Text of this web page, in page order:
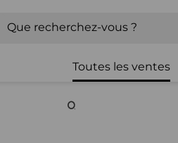
Toutes les ventes